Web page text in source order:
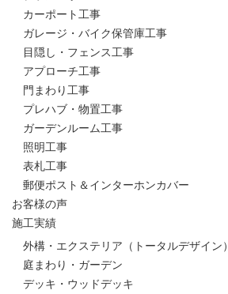
カーポート工事
ガレージ・バイク保管庫工事
目隠し・フェンス工事
アプローチ工事
門まわり工事
プレハブ・物置工事
ガーデンルーム工事
照明工事
表札工事
郵便ポスト＆インターホンカバー
お客様の声
施工実績
外構・エクステリア（トータルデザイン）
庭まわり・ガーデン
デッキ・ウッドデッキ